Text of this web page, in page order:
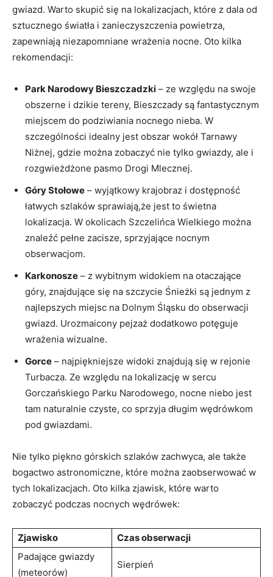
gwiazd. Warto skupić się na lokalizacjach, które ‌z dala od
⁢sztucznego światła i zanieczyszczenia powietrza,
zapewniają‍ niezapomniane wrażenia ‌nocne. Oto kilka
rekomendacji:
Park Narodowy Bieszczadzki – ze względu na swoje
obszerne i dzikie tereny, Bieszczady są fantastycznym
miejscem do podziwiania nocnego nieba. W
szczególności idealny jest obszar wokół Tarnawy
Niżnej, gdzie można zobaczyć nie tylko gwiazdy,​ ale i
rozgwieżdżone pasmo ​Drogi Mlecznej.
Góry Stołowe – wyjątkowy krajobraz i dostępność
łatwych szlaków sprawiają,że jest to świetna
lokalizacja. W okolicach Szczelińca Wielkiego można
znaleźć pełne zacisze, sprzyjające‍ nocnym
obserwacjom.
Karkonosze – z wybitnym⁤ widokiem na otaczające ​
góry, znajdujące się na szczycie Śnieżki są jednym z
najlepszych miejsc na Dolnym‌ Śląsku do obserwacji
gwiazd. Urozmaicony pejzaż dodatkowo potęguje
wrażenia wizualne.
Gorce – najpiękniejsze widoki znajdują się w rejonie
Turbacza. Ze względu na lokalizację w ⁣sercu
Gorczańskiego Parku Narodowego, nocne niebo ⁢jest
tam naturalnie czyste,⁣ co sprzyja długim wędrówkom
‍pod gwiazdami.
Nie tylko piękno górskich​ szlaków zachwyca, ale także
bogactwo astronomiczne, które można zaobserwować w
tych lokalizacjach. Oto kilka zjawisk, które warto
zobaczyć podczas nocnych wędrówek:
Zjawisko
Czas obserwacji
Padające gwiazdy
(meteorów)
Sierpień